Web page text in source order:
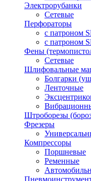
Электрорубанки
Сетевые
Перфораторы
с патроном
с патроном
Фены
Сетевые
Шлифовальные
Болгарки
Ленточные
Штроборезы
Фрезеры
Компрессоры
Поршневые
Ременные